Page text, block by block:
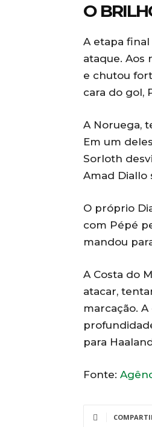
O
A etapa
ataque. Aos
e chutou
cara do gol,
A Noruega,
Em um
Sorloth
Amad Diallo
O próprio
com Pépé
mandou
A Costa do
atacar,
marcação.
para
Fonte: